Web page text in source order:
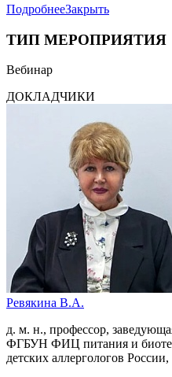
ПодробнееЗакрыть
ТИП МЕРОПРИЯТИЯ
Вебинар
ДОКЛАДЧИКИ
Ревякина В.А.
д. м. н., профессор,
ФГБУН ФИЦ питания и
детских аллергологов